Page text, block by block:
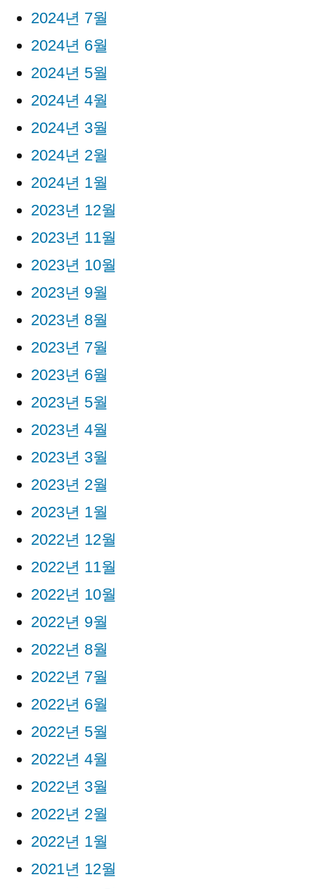
2024년 7월
2024년 6월
2024년 5월
2024년 4월
2024년 3월
2024년 2월
2024년 1월
2023년 12월
2023년 11월
2023년 10월
2023년 9월
2023년 8월
2023년 7월
2023년 6월
2023년 5월
2023년 4월
2023년 3월
2023년 2월
2023년 1월
2022년 12월
2022년 11월
2022년 10월
2022년 9월
2022년 8월
2022년 7월
2022년 6월
2022년 5월
2022년 4월
2022년 3월
2022년 2월
2022년 1월
2021년 12월